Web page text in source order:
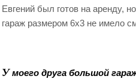
Евгений был готов на аренду,
гараж размером 6х3 не имело
У моего друга большой